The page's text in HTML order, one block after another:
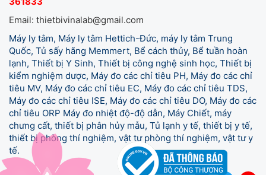
Email: thietbivinalab@gmail.com
Máy ly tâm, Máy ly tâm Hettich-Đức, máy ly tâm Trung
Quốc, Tủ sấy hãng Memmert, Bể cách thủy, Bể tuần hoàn
lạnh, Thiết bị Y Sinh, Thiết bị công nghệ sinh học, Thiết bị
kiểm nghiệm dược, Máy đo các chỉ tiêu PH, Máy đo các chỉ
tiêu MV, Máy đo các chỉ tiêu EC, Máy đo các chỉ tiêu TDS,
Máy đo các chỉ tiêu ISE, Máy đo các chỉ tiêu DO, Máy đo các
chỉ tiêu ORP Máy đo nhiệt độ-độ dẫn, Máy Chiết, máy
chưng cất, thiết bị phân hủy mẫu, Tủ lạnh y tế, thiết bị y tế,
thiết bị phòng thí nghiệm, vật tư phòng thí nghiệm, vật tư y
tế.